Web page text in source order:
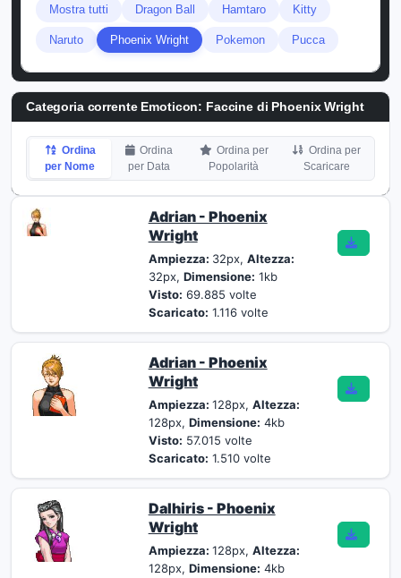
Mostra tutti Dragon Ball Hamtaro Kitty
Naruto Phoenix Wright Pokemon Pucca
Categoria corrente Emoticon: Faccine di Phoenix Wright
Ordina
per Nome
Ordina
per Data
Ordina per
Popolarità
Ordina per
Scaricare
Adrian - Phoenix
Wright
Ampiezza: 32px, Altezza:
32px, Dimensione: 1kb
Visto: 69.885 volte
Scaricato: 1.116 volte
Adrian - Phoenix
Wright
Ampiezza: 128px, Altezza:
128px, Dimensione: 4kb
Visto: 57.015 volte
Scaricato: 1.510 volte
Dalhiris - Phoenix
Wright
Ampiezza: 128px, Altezza:
128px, Dimensione: 4kb